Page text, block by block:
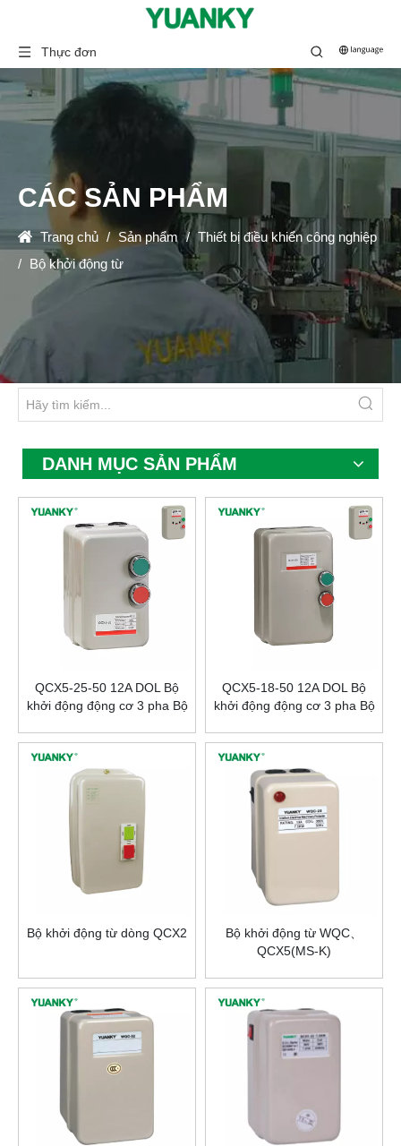
Thực đơn
CÁC SẢN PHẨM
Trang chủ / Sản phẩm / Thiết bị điều khiển công nghiệp
/ Bộ khởi động từ
DANH MỤC SẢN PHẨM
QCX5-25-50 12A DOL Bộ
khởi động động cơ 3 pha Bộ
Công tắc bảo vệ ngắn mạch
QCX5-18-50 12A DOL Bộ
khởi động động cơ 3 pha Bộ
Công tắc bảo vệ ngắn mạch
Bộ khởi động từ dòng QCX2
Bộ khởi động từ WQC、
QCX5(MS-K)